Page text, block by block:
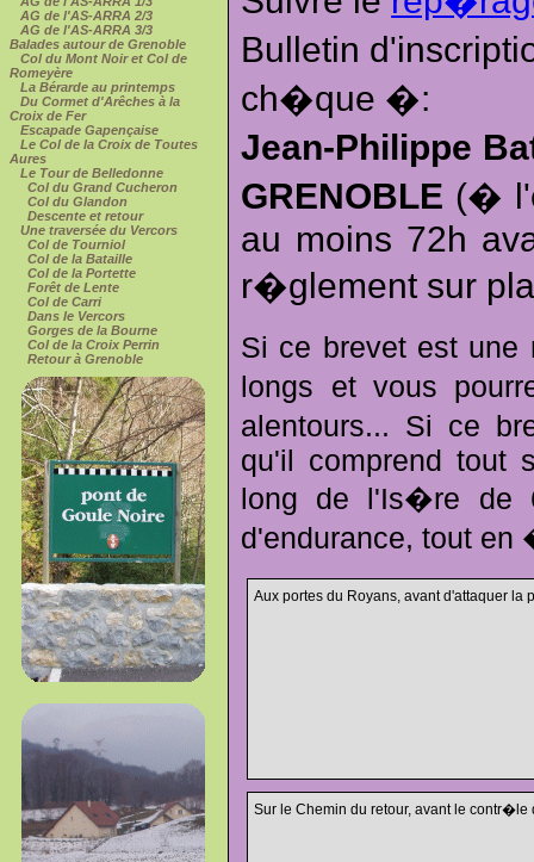
AG de l'AS-ARRA 2/3
AG de l'AS-ARRA 3/3
Balades autour de Grenoble
Col du Mont Noir et Col de
Romeyère
La Bérarde au printemps
Du Cormet d'Arêches à la
Croix de Fer
Escapade Gapençaise
Le Col de la Croix de Toutes
Aures
Le Tour de Belledonne
Col du Grand Cucheron
Col du Glandon
Descente et retour
Une traversée du Vercors
Col de Tourniol
Col de la Bataille
Col de la Portette
Forêt de Lente
Col de Carri
Dans le Vercors
Gorges de la Bourne
Col de la Croix Perrin
Retour à Grenoble
Bulletin
ch�que �:
Jean-Philippe
GRENOBLE (�
au moins 72h
r�glement sur
Si ce brevet est
longs et vous
alentours... Si ce
qu'il comprend tout
long de l'Is�re de
d'endurance, tout
Aux portes du Royans, avant d'attaquer
Sur le Chemin du retour, avant le contr�le